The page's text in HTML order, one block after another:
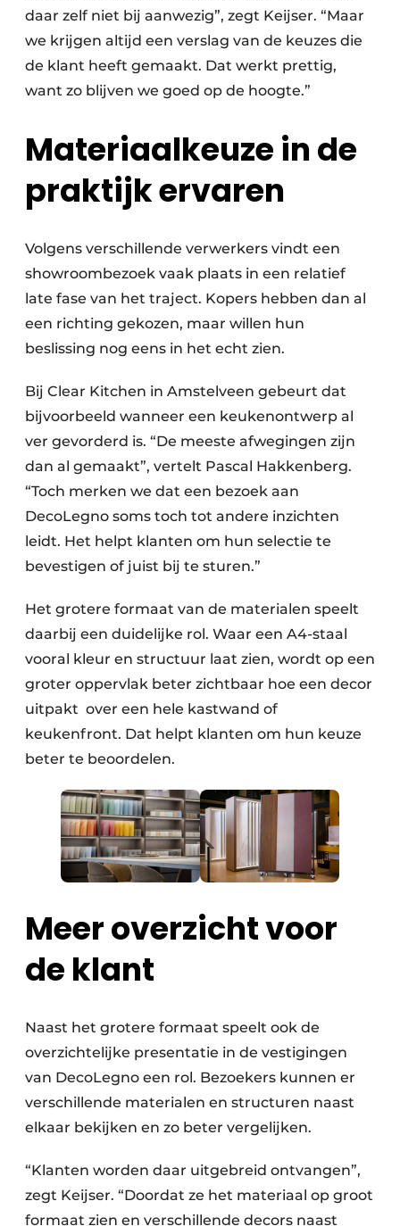
daar zelf niet bij aanwezig”, zegt Keijser. “Maar
we krijgen altijd een verslag van de keuzes die
de klant heeft gemaakt. Dat werkt prettig,
want zo blijven we goed op de hoogte.”
Materiaalkeuze in de
praktijk ervaren
Volgens verschillende verwerkers vindt een
showroombezoek vaak plaats in een relatief
late fase van het traject. Kopers hebben dan al
een richting gekozen, maar willen hun
beslissing nog eens in het echt zien.
Bij Clear Kitchen in Amstelveen gebeurt dat
bijvoorbeeld wanneer een keukenontwerp al
ver gevorderd is. “De meeste afwegingen zijn
dan al gemaakt”, vertelt Pascal Hakkenberg.
“Toch merken we dat een bezoek aan
DecoLegno soms toch tot andere inzichten
leidt. Het helpt klanten om hun selectie te
bevestigen of juist bij te sturen.”
Het grotere formaat van de materialen speelt
daarbij een duidelijke rol. Waar een A4-staal
vooral kleur en structuur laat zien, wordt op een
groter oppervlak beter zichtbaar hoe een decor
uitpakt over een hele kastwand of
keukenfront. Dat helpt klanten om hun keuze
beter te beoordelen.
Meer overzicht voor
de klant
Naast het grotere formaat speelt ook de
overzichtelijke presentatie in de vestigingen
van DecoLegno een rol. Bezoekers kunnen er
verschillende materialen en structuren naast
elkaar bekijken en zo beter vergelijken.
“Klanten worden daar uitgebreid ontvangen”,
zegt Keijser. “Doordat ze het materiaal op groot
formaat zien en verschillende decors naast